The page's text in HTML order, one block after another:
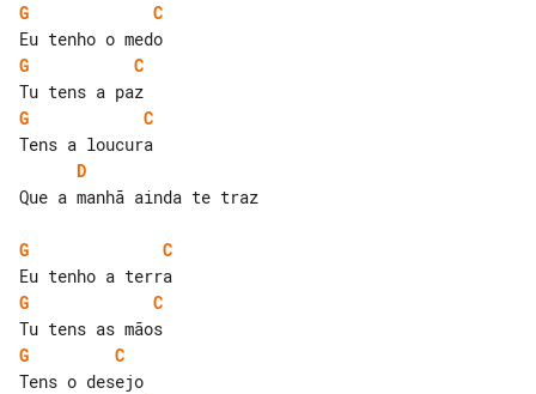
G
C
G
C
G
C
D
Que a manhã ainda te traz
G
C
G
C
G
C